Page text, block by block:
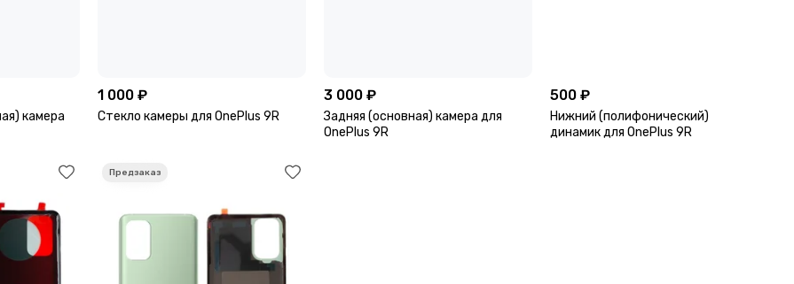
камера
1 000 ₽
Стекло камеры для OnePlus 9R
3 000 ₽
Задняя (основная) камера для
OnePlus 9R
500 ₽
Нижний (полифонический)
динамик для OnePlus 9R